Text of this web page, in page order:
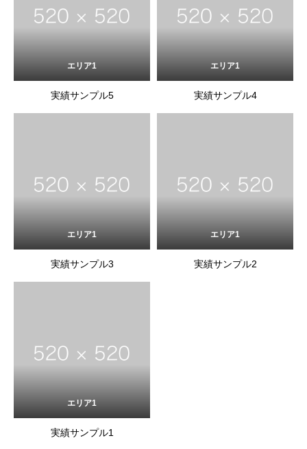
エリア1
実績サンプル5
エリア1
実績サンプル4
エリア1
実績サンプル3
エリア1
実績サンプル2
エリア1
実績サンプル1